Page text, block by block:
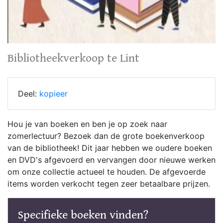
Bibliotheekverkoop te Lint
Deel: kopieer
Hou je van boeken en ben je op zoek naar
zomerlectuur? Bezoek dan de grote boekenverkoop
van de bibliotheek! Dit jaar hebben we oudere boeken
en DVD's afgevoerd en vervangen door nieuwe werken
om onze collectie actueel te houden. De afgevoerde
items worden verkocht tegen zeer betaalbare prijzen.
Specifieke boeken vinden?